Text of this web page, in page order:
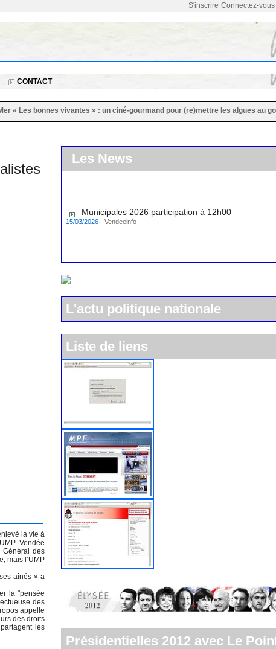
Connectez-vous
S'inscrire
CONTACT
bonnes vivantes » : un ciné-gourmand pour (re)mettre les algues au goût du
la vie à
Vendée
des
mais l’UMP
aînés » a
la "pensée
des
appelle
des droits
les
Les News
15/03/2026 -Vendeeinfo
L'actu politique nationale
Liste de liens
Présidentielles 2012 avec Le